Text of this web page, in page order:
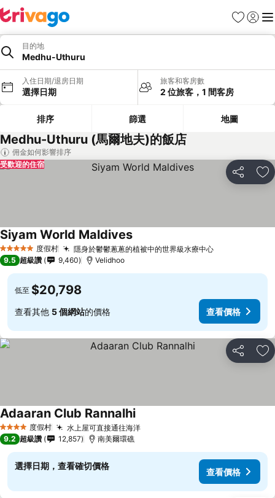
我的最愛
登入 選
目的地
Medhu-Uthuru
入住日期/退房日期
選擇日期
旅客和客房數
2 位旅客，1 間客房
排序 篩選 地圖
Medhu-Uthuru (馬爾地夫)的飯店
佣金如何影響排序
分享 加
受歡迎的住宿
5 星級 度假村 隱身於鬱鬱蔥蔥的植被中的世界級水療中心
Siyam World Maldives
9.5 超級讚 9,460 Velidhoo
低至 $20,798
查看其他 5 個網站的價格 查看價格
分享 加
4 星級 度假村 水上屋可直接通往海洋
Adaaran Club Rannalhi
9.2 超級讚 12,857 南美爾環礁
選擇日期，查看確切價格
查看價格